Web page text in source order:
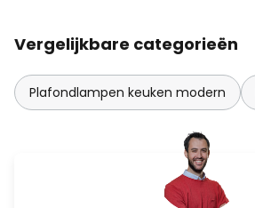
Vergelijkbare categorieën
Plafondlampen keuken modern